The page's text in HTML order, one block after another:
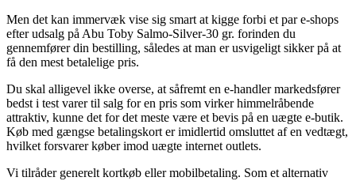
Men det kan immervæk vise sig smart at kigge forbi et par e-shops
efter udsalg på Abu Toby Salmo-Silver-30 gr. forinden du
gennemfører din bestilling, således at man er usvigeligt sikker på at
få den mest betalelige pris.
Du skal alligevel ikke overse, at såfremt en e-handler markedsfører
bedst i test varer til salg for en pris som virker himmelråbende
attraktiv, kunne det for det meste være et bevis på en uægte e-butik.
Køb med gængse betalingskort er imidlertid omsluttet af en vedtægt,
hvilket forsvarer køber imod uægte internet outlets.
Vi tilråder generelt kortkøb eller mobilbetaling. Som et alternativ